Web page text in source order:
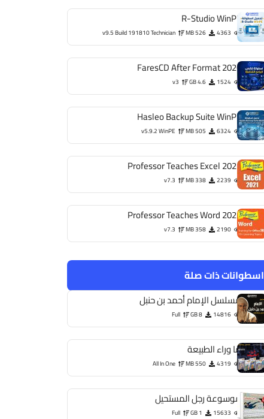
R-Studio WinPE
4363
526 MB
v9.5 Build 191810 Technician
FaresCD After Format 2026
1524
4.6 GB
v3
Hasleo Backup Suite WinPE
6324
505 MB
v5.9.2 WinPE
Professor Teaches Excel 2021
2239
338 MB
v7.3
Professor Teaches Word 2021
2190
358 MB
v7.3
اسطوانات ذات صلة
مسلسل الإمام أحمد بن حنبل
14816
8 GB
Full
ما وراء الطبيعة
4319
550 MB
All In One
موسوعة رجل المستحيل
15633
1 GB
Full